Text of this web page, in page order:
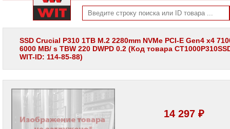
Корпоративные
серверы
WIT
Системы
хранения
данных
Мониторы
LCD
панели
SSD Crucial P310 1TB M.2 2280mm NVMe PCI-E Gen4 x4
6000 MB/ s TBW 220 DWPD 0.2 (Код товара
WIT-ID: 114-85-88)
14 297 ₽